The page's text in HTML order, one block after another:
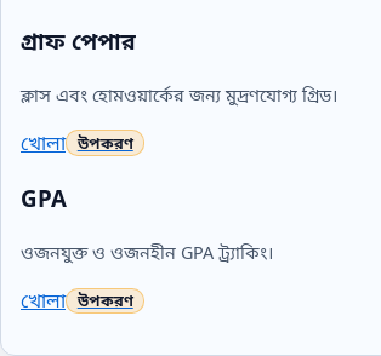
গ্রাফ পেপার
ক্লাস এবং হোমওয়ার্কের জন্য মুদ্রণযোগ্য গ্রিড।
খোলা
GPA
ওজনযুক্ত ও ওজনহীন GPA ট্র্যাকিং।
খোলা